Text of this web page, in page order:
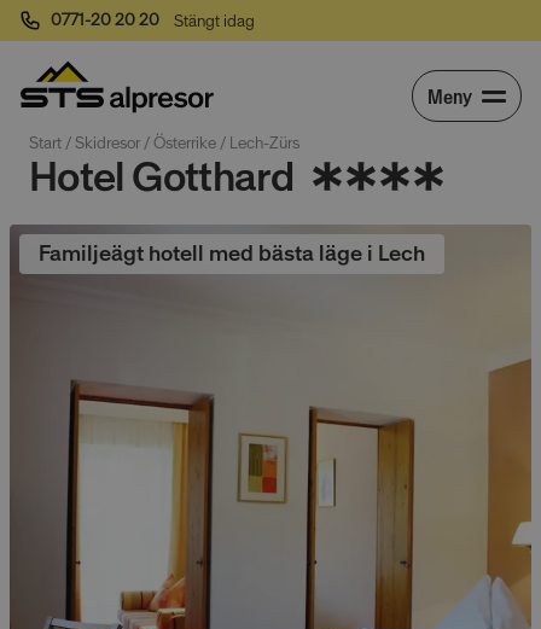
0771-20 20 20 Stängt idag
Meny
Start / Skidresor / Österrike / Lech-Zürs
Hotel Gotthard
Familjeägt hotell med bästa läge i Lech